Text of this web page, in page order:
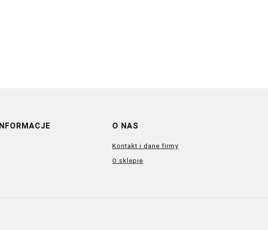
INFORMACJE O NAS
Kontakt i dane firmy
O sklepie